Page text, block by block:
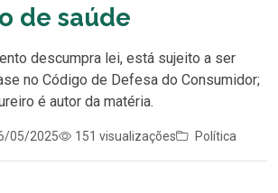
de saúde
descumpra lei, está sujeito a ser
no Código de Defesa do Consumidor;
é autor da matéria.
05/2025 151 visualizações Política